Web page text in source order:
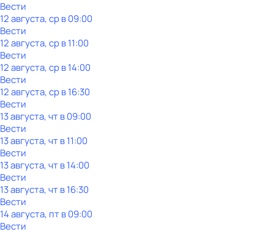
Вести
12 августа, ср в 09:00
Вести
12 августа, ср в 11:00
Вести
12 августа, ср в 14:00
Вести
12 августа, ср в 16:30
Вести
13 августа, чт в 09:00
Вести
13 августа, чт в 11:00
Вести
13 августа, чт в 14:00
Вести
13 августа, чт в 16:30
Вести
14 августа, пт в 09:00
Вести